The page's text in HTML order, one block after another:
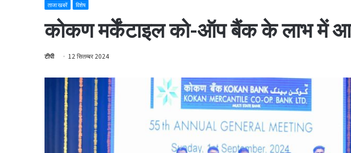
ताजा खबरें विशेष
कोकण मर्केंटाइल को-ऑप बैंक के लाभ में
टीपी 12 सितम्बर 2024